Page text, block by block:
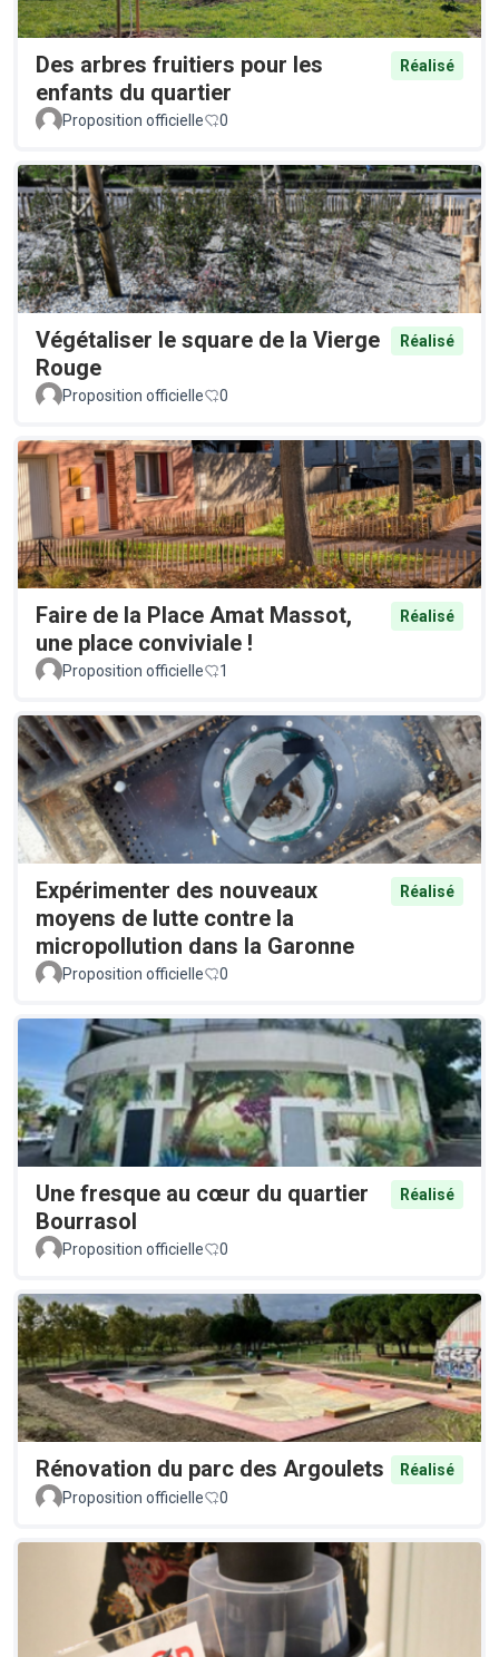
Des arbres fruitiers pour les
enfants du quartier
Réalisé
Proposition officielle 0
Végétaliser le square de la Vierge
Rouge
Réalisé
Proposition officielle 0
Faire de la Place Amat Massot,
une place conviviale !
Réalisé
Proposition officielle 1
Expérimenter des nouveaux
moyens de lutte contre la
micropollution dans la Garonne
Réalisé
Proposition officielle 0
Une fresque au cœur du quartier
Bourrasol
Réalisé
Proposition officielle 0
Rénovation du parc des Argoulets
Réalisé
Proposition officielle
0